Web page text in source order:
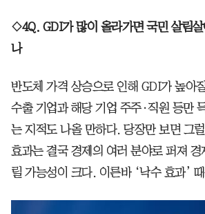
◇4Q. GDI가 많이 올라가면 국민 살림
나
반도체 가격 상승으로 인해 GDI가 높아
수출 기업과 해당 기업 주주·직원 등만
는 지적도 나올 만하다. 당장만 보면 그
효과는 결국 경제의 여러 분야로 퍼져 경
릴 가능성이 크다. 이른바 ‘낙수 효과’ 때